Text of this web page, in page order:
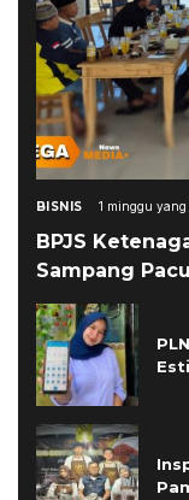
BISNIS 1 minggu
BPJS
Sampang